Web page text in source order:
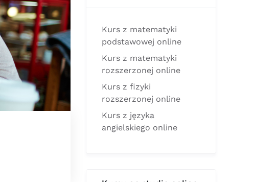
Kurs z matematyki
podstawowej online
Kurs z matematyki
rozszerzonej online
Kurs z fizyki
rozszerzonej online
Kurs z języka
angielskiego online